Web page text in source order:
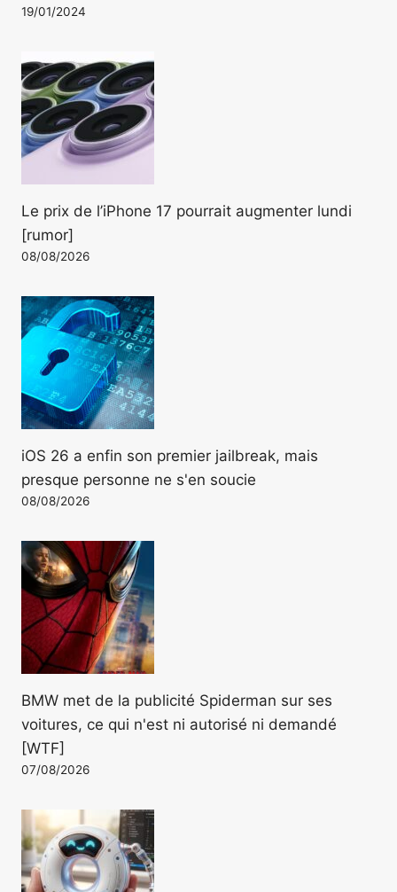
19/01/2024
Le prix de l’iPhone 17 pourrait augmenter lundi
[rumor]
08/08/2026
iOS 26 a enfin son premier jailbreak, mais
presque personne ne s'en soucie
08/08/2026
BMW met de la publicité Spiderman sur ses
voitures, ce qui n'est ni autorisé ni demandé
[WTF]
07/08/2026